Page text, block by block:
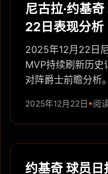
尼古拉·约基
22日表现分析
2025年12月22日
MVP持续刷新历史
对阵爵士前瞻分析
2025年12月22日 阅
约基奇 球员